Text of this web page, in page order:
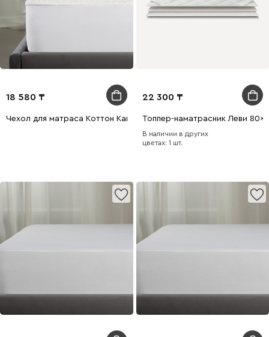
18 580
Чехол для матраса Коттон Кавер 140x200
22 300
Топпер-наматрасник Леви
В наличии в других
цветах: 1 шт.